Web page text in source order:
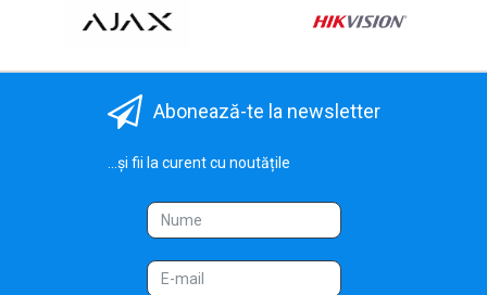
Abonează-te la newsletter
...și fii la curent cu noutățile